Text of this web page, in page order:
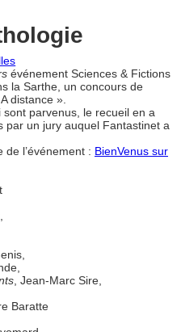
événement Sciences & Fictions
la Sarthe, un concours de
distance ».
parvenus, le recueil en a
par un jury auquel Fantastinet a
l’événement : BienVenus sur
, Jean-Marc Sire,
Baratte